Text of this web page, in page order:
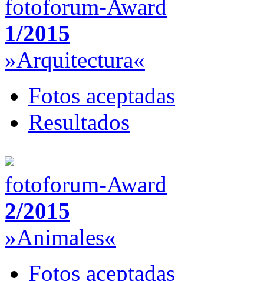
fotoforum-Award
1/2015
»Arquitectura«
Fotos aceptadas
Resultados
fotoforum-Award
2/2015
»Animales«
Fotos aceptadas